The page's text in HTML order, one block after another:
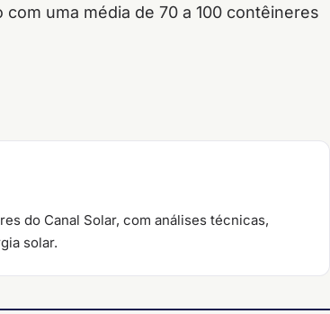
uma média de 70 a 100 contêineres
do Canal Solar, com análises técnicas,
solar.